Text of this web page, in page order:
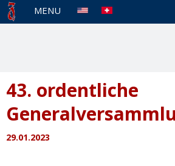
MENU
43. ordentliche
29.01.2023